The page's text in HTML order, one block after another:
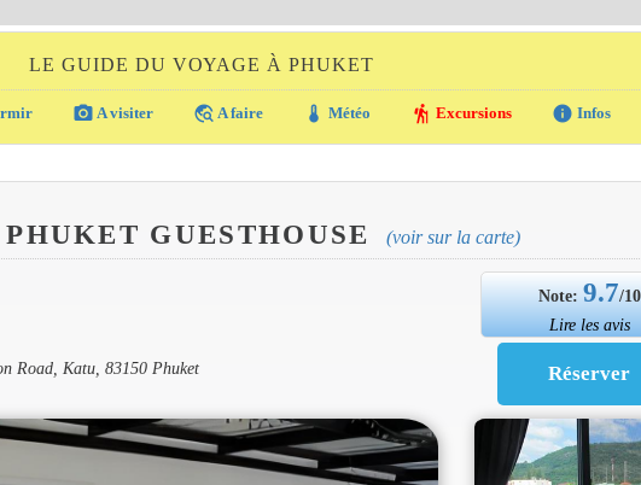
LE GUIDE DU VOYAGE À PHUKET
photo_camera A visiter travel_explore A faire thermostat Météo hiking Excursions info Infos
GUESTHOUSE (voir sur la carte)
Road, Katu, 83150 Phuket
Note:9.7/10
Lire les avis